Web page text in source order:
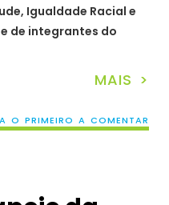
Igualdade Racial e
e de integrantes do
MAIS >
O PRIMEIRO A COMENTAR